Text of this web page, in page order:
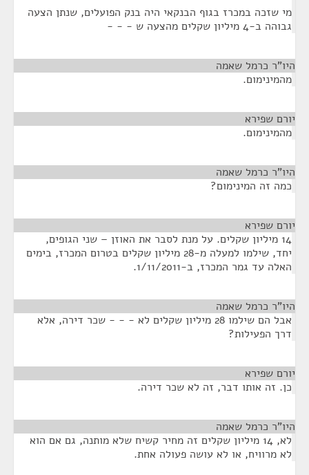
מי שזכה במכרז בגוף הבנקאי היה בנק הפועלים, שנתן הצעה
גבוהה ב-4 מיליון שקלים מהצעה ש - - -
היו"ר כרמל שאמה
מהמינימום.
יורם שפירא
מהמינימום.
היו"ר כרמל שאמה
כמה זה המינימום?
יורם שפירא
14 מיליון שקלים. על מנת לסבר את האוזן – שני הגופים,
יחד, שילמו למעלה מ-28 מיליון שקלים בטרום המכרז, בימים
האלה עד גמר המכרז, ב-1/11/2011.
היו"ר כרמל שאמה
אבל הם שילמו 28 מיליון שקלים לא - - - שכר דירה, אלא
דרך הפעילות?
יורם שפירא
כן. זה אותו דבר, זה לא שכר דירה.
היו"ר כרמל שאמה
לא, 14 מיליון שקלים זה מחיר קשיח שלא מותנה, גם אם הוא
לא מרוויח, או לא עושה פעולה אחת.